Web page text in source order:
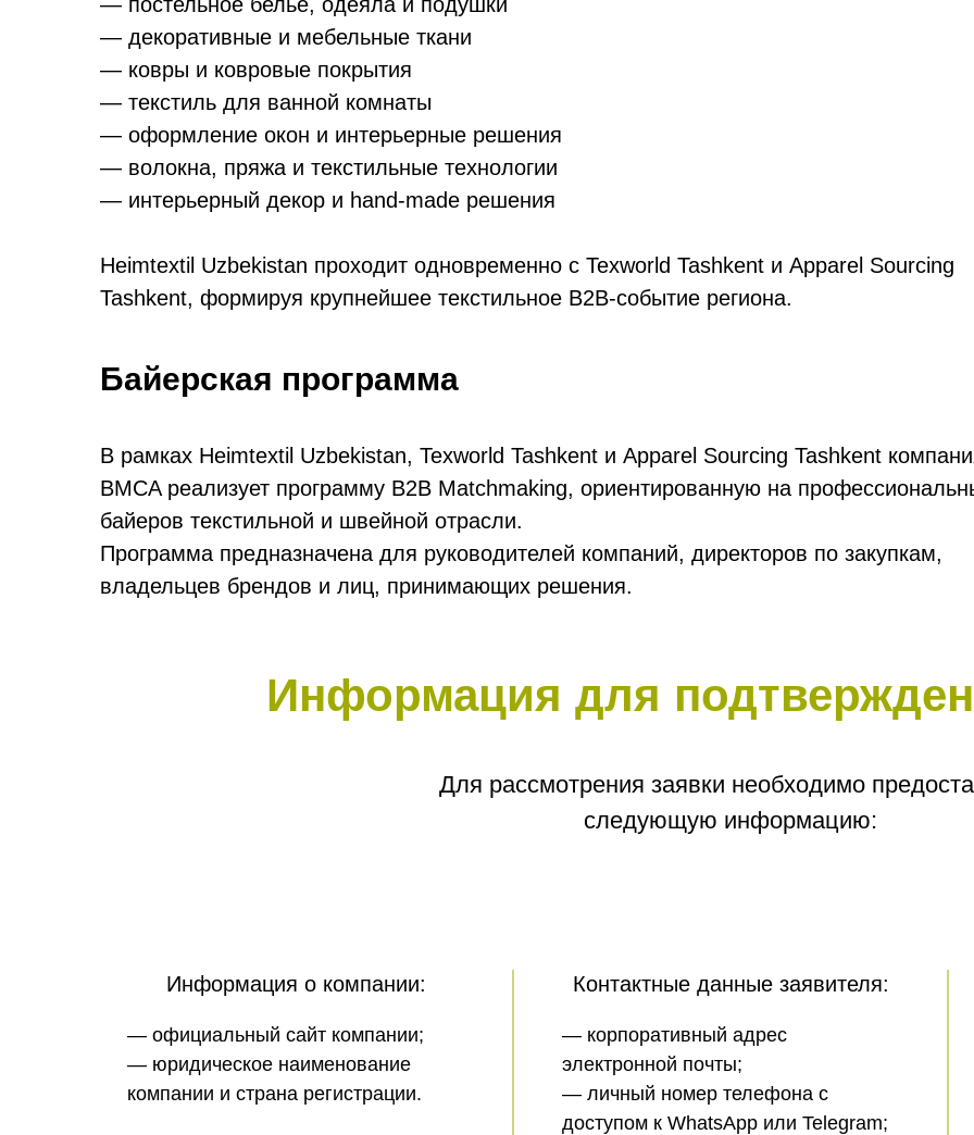
— декоративные и мебельные ткани
— ковры и ковровые покрытия
— текстиль для ванной комнаты
— оформление окон и интерьерные решения
— волокна, пряжа и текстильные технологии
— интерьерный декор и hand-made решения
Heimtextil Uzbekistan проходит одновременно с Texworld Tashkent и Apparel Sourcing
Tashkent, формируя крупнейшее текстильное B2B-событие региона.
Байерская программа
В рамках Heimtextil Uzbekistan, Texworld Tashkent и Apparel Sourcing Tashkent
BMCA реализует программу B2B Matchmaking, ориентированную на
байеров текстильной и швейной отрасли.
Программа предназначена для руководителей компаний, директоров по закупкам,
владельцев брендов и лиц, принимающих решения.
Информация для
Для рассмотрения заявки необходимо
следующую информацию:
Информация о компании:
— официальный сайт компании;
— юридическое наименование
компании и страна регистрации.
Контактные данные заявителя:
— корпоративный адрес
электронной почты;
— личный номер телефона с
доступом к WhatsApp или Telegram;